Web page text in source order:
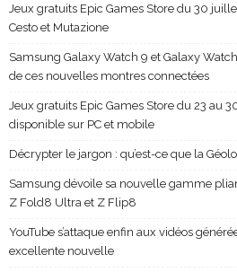
Jeux gratuits Epic Games Store du 30
Cesto et Mutazione
Samsung Galaxy Watch 9 et Galaxy
de ces nouvelles montres connectées
Jeux gratuits Epic Games Store du 23 au
disponible sur PC et mobile
Décrypter le jargon : qu’est-ce que la
Samsung dévoile sa nouvelle gamme
Z Fold8 Ultra et Z Flip8
YouTube s’attaque enfin aux vidéos
excellente nouvelle